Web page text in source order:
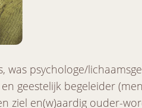
was psychologe/
geestelijk begeleider
ziel en(w)aardig ouder-